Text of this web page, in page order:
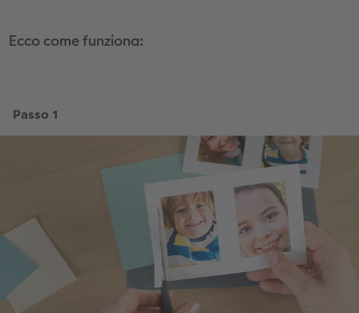
Ecco come funziona: